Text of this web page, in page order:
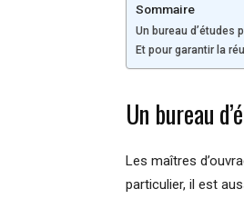
Sommaire
Un bureau
Et pour garantir la
Un bureau
Les maîtres
particulier, il est